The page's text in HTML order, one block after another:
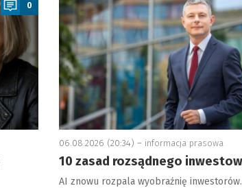
0
06.08.2026 (20:34) – informacja prasowa
10 zasad rozsądnego
AI znowu rozpala wyobraźnię